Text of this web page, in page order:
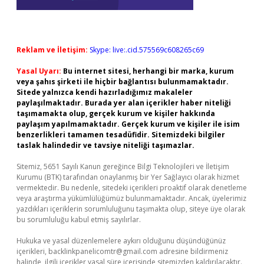
Reklam ve İletişim: Skype: live:.cid.575569c608265c69
Yasal Uyarı: Bu internet sitesi, herhangi bir marka, kurum
veya şahıs şirketi ile hiçbir bağlantısı bulunmamaktadır.
Sitede yalnızca kendi hazırladığımız makaleler
paylaşılmaktadır. Burada yer alan içerikler haber niteliği
taşımamakta olup, gerçek kurum ve kişiler hakkında
paylaşım yapılmamaktadır. Gerçek kurum ve kişiler ile isim
benzerlikleri tamamen tesadüfidir. Sitemizdeki bilgiler
taslak halindedir ve tavsiye niteliği taşımazlar.
Sitemiz, 5651 Sayılı Kanun gereğince Bilgi Teknolojileri ve İletişim
Kurumu (BTK) tarafından onaylanmış bir Yer Sağlayıcı olarak hizmet
vermektedir. Bu nedenle, sitedeki içerikleri proaktif olarak denetleme
veya araştırma yükümlülüğümüz bulunmamaktadır. Ancak, üyelerimiz
yazdıkları içeriklerin sorumluluğunu taşımakta olup, siteye üye olarak
bu sorumluluğu kabul etmiş sayılırlar.
Hukuka ve yasal düzenlemelere aykırı olduğunu düşündüğünüz
içerikleri, backlinkpanelicomtr@gmail.com adresine bildirmeniz
halinde, ilgili içerikler yasal süre içerisinde sitemizden kaldırılacaktır.